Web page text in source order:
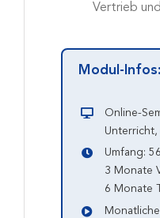
Vertrieb
Modul-Infos:
Online-
Umfang:
3 Monate
6 Monate